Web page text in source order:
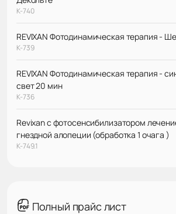
К-740
REVIXAN Фотодинамическая терапия -
К-739
REVIXAN Фотодинамическая терапия -
свет 20 мин
К-736
Revixan с фотосенсибилизатором
гнездной алопеции (обработка 1 очага )
К-749.1
Полный прайс лист